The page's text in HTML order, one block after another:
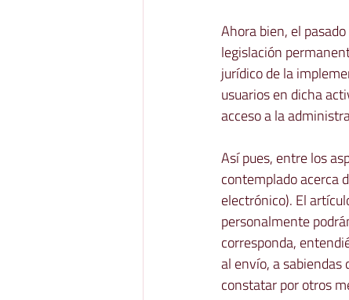
Ahora bien, el
legislación
jurídico de la
usuarios en dicha
acceso a la
Así pues, entre los
contemplado acerca
electrónico). El
personalmente
corresponda,
al envío, a sabiendas
constatar por otros